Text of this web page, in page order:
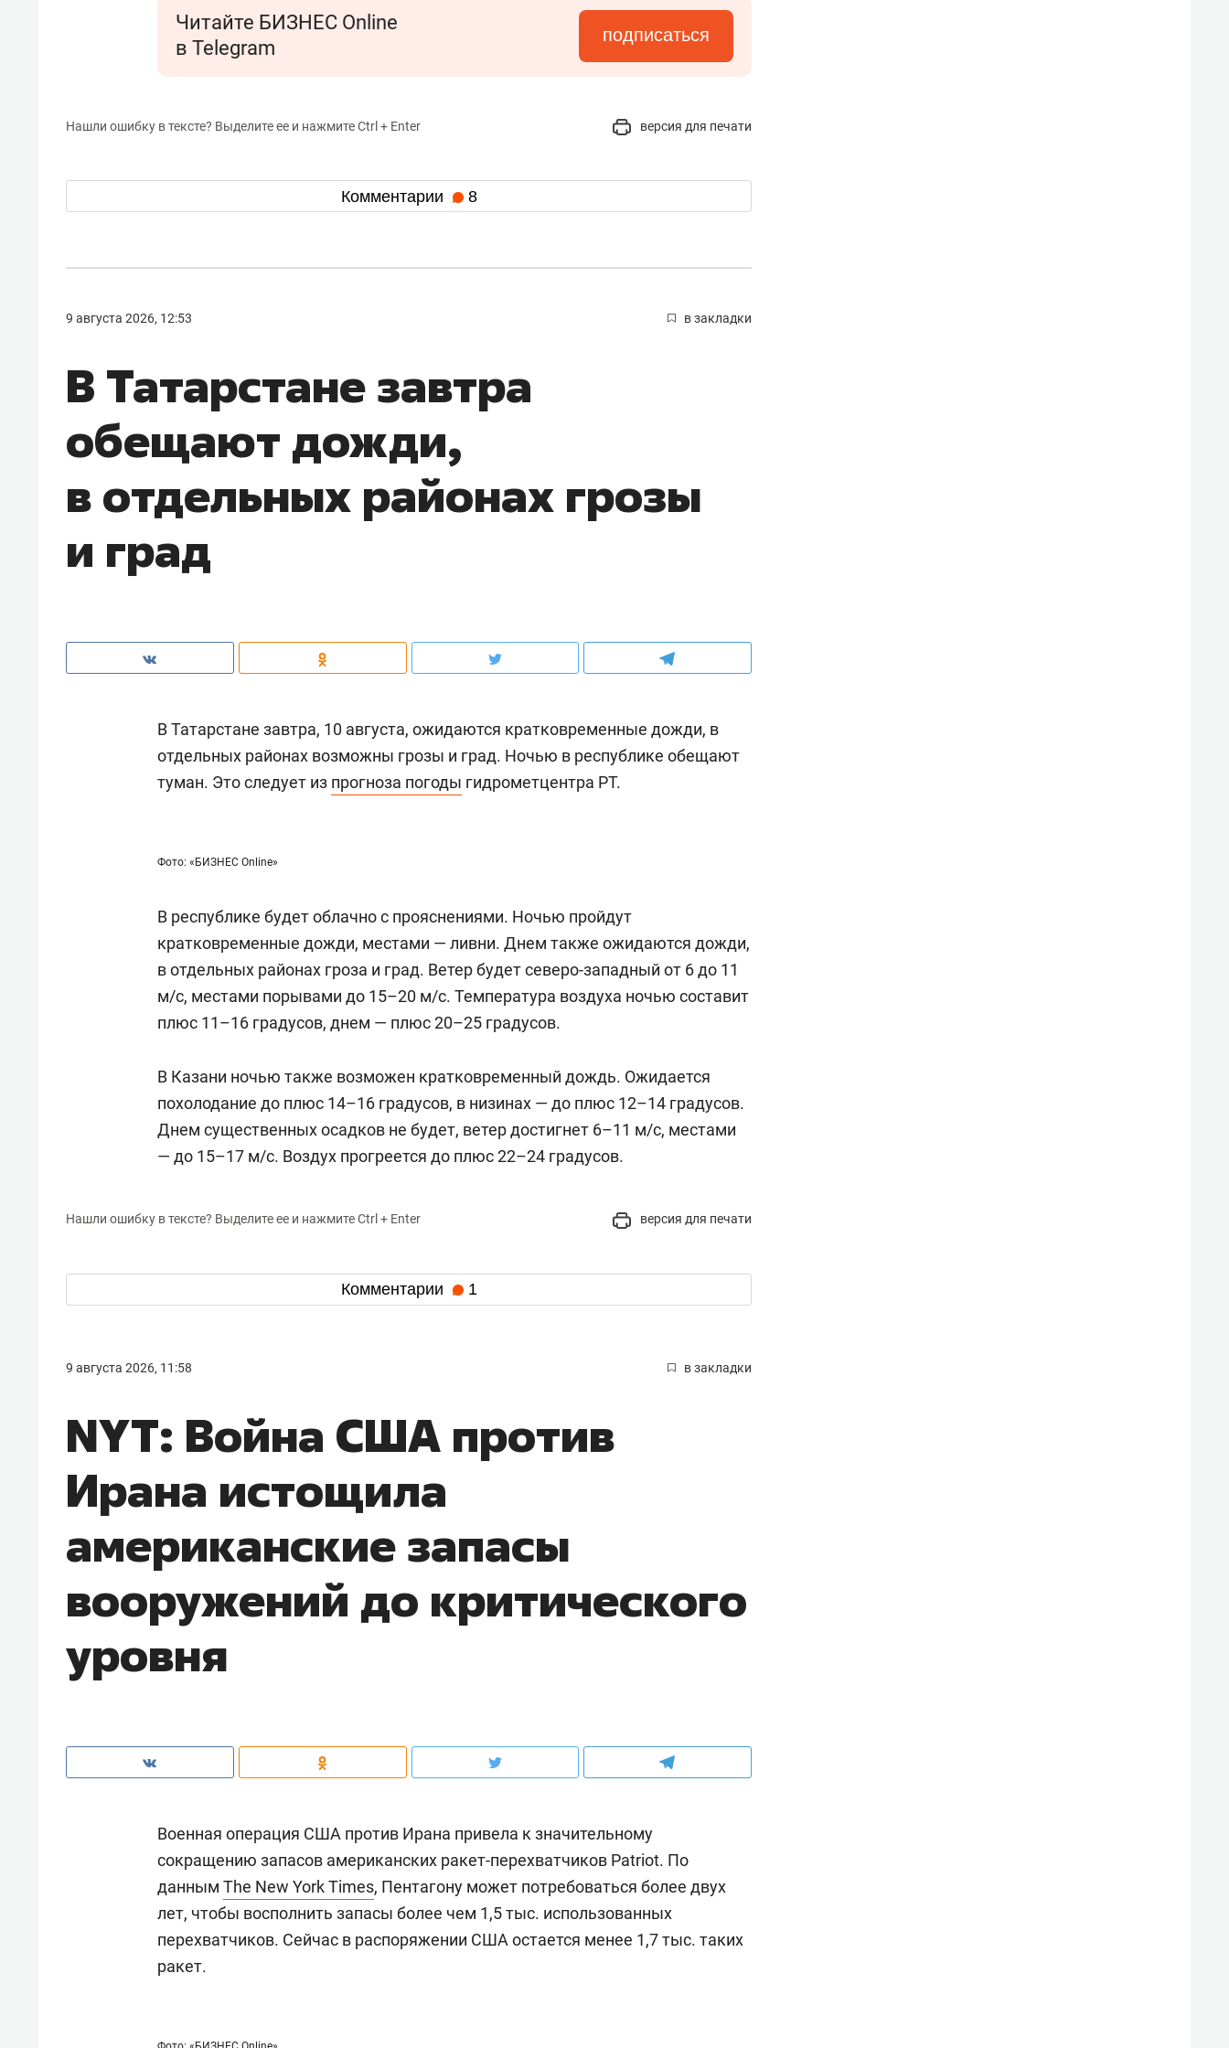
Читайте БИЗНЕС Online
в Telegram
подписаться
Нашли ошибку в тексте? Выделите ее и нажмите Ctrl + Enter версия для печати
Комментарии 8
9 августа 2026, 12:53 в закладки
В Татарстане завтра
обещают дожди,
в отдельных районах грозы
и град
В Татарстане завтра, 10 августа, ожидаются кратковременные дожди, в
отдельных районах возможны грозы и град. Ночью в республике обещают
туман. Это следует из прогноза погоды гидрометцентра РТ.
Фото: «БИЗНЕС Online»
В республике будет облачно с прояснениями. Ночью пройдут
кратковременные дожди, местами — ливни. Днем также ожидаются дожди,
в отдельных районах гроза и град. Ветер будет северо-западный от 6 до 11
м/с, местами порывами до 15–20 м/с. Температура воздуха ночью составит
плюс 11–16 градусов, днем — плюс 20–25 градусов.
В Казани ночью также возможен кратковременный дождь. Ожидается
похолодание до плюс 14–16 градусов, в низинах — до плюс 12–14 градусов.
Днем существенных осадков не будет, ветер достигнет 6–11 м/c, местами
— до 15–17 м/с. Воздух прогреется до плюс 22–24 градусов.
Нашли ошибку в тексте? Выделите ее и нажмите Ctrl + Enter версия для печати
Комментарии 1
9 августа 2026, 11:58 в закладки
NYT: Война США против
Ирана истощила
американские запасы
вооружений до критического
уровня
Военная операция США против Ирана привела к значительному
сокращению запасов американских ракет-перехватчиков Patriot. По
данным The New York Times, Пентагону может потребоваться более двух
лет, чтобы восполнить запасы более чем 1,5 тыс. использованных
перехватчиков. Сейчас в распоряжении США остается менее 1,7 тыс. таких
ракет.